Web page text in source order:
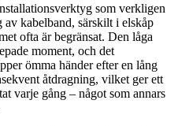
som verkligen
kabelband, särskilt i elskåp
ofta är begränsat. Den låga
moment, och det
ömma händer efter en lång
åtdragning, vilket ger ett
varje gång – något som annars